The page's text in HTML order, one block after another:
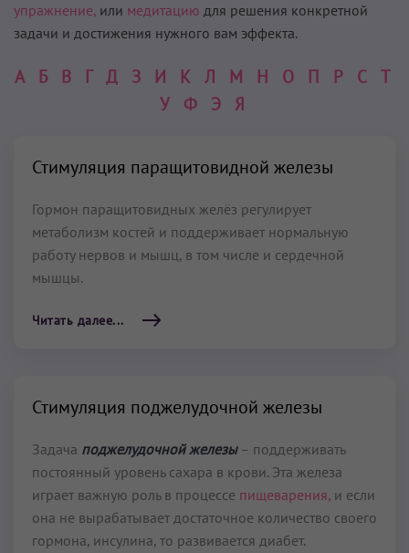
упражнение, или медитацию для решения конкретной
задачи и достижения нужного вам эффекта.
А Б В Г Д З И К Л М Н О П Р С Т
У
Ф Э Я
Стимуляция паращитовидной железы
Гормон паращитовидных желёз регулирует
метаболизм костей и поддерживает нормальную
работу нервов и мышц, в том числе и сердечной
мышцы.
Читать далее...
Стимуляция поджелудочной железы
Задача поджелудочной железы– поддерживать
постоянный уровень сахара в крови. Эта железа
играет важную роль в процессе пищеварения, и если
она не вырабатывает достаточное количество своего
гормона, инсулина, то развивается диабет.